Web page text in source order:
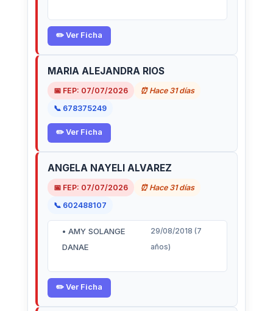
✏️ Ver Ficha
MARIA ALEJANDRA RIOS
📅 FEP: 07/07/2026
⏰ Hace 31 días
📞 678375249
✏️ Ver Ficha
ANGELA NAYELI ALVAREZ
📅 FEP: 07/07/2026
⏰ Hace 31 días
📞 602488107
• AMY SOLANGE
DANAE
29/08/2018 (7
años)
✏️ Ver Ficha